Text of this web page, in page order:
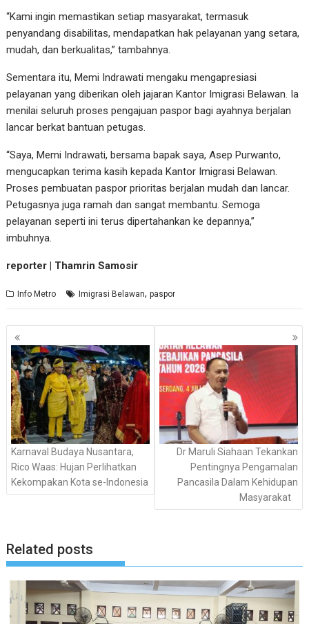
“Kami ingin memastikan setiap masyarakat, termasuk
penyandang disabilitas, mendapatkan hak pelayanan yang setara,
mudah, dan berkualitas,” tambahnya.
Sementara itu, Memi Indrawati mengaku mengapresiasi
pelayanan yang diberikan oleh jajaran Kantor Imigrasi Belawan. Ia
menilai seluruh proses pengajuan paspor bagi ayahnya berjalan
lancar berkat bantuan petugas.
“Saya, Memi Indrawati, bersama bapak saya, Asep Purwanto,
mengucapkan terima kasih kepada Kantor Imigrasi Belawan.
Proses pembuatan paspor prioritas berjalan mudah dan lancar.
Petugasnya juga ramah dan sangat membantu. Semoga
pelayanan seperti ini terus dipertahankan ke depannya,”
imbuhnya.
reporter | Thamrin Samosir
Info Metro Imigrasi Belawan,paspor
Navigasi
pos
Karnaval Budaya Nusantara,
Rico Waas: Hujan Perlihatkan
Kekompakan Kota se-Indonesia
Dr Maruli Siahaan Tekankan
Pentingnya Pengamalan
Pancasila Dalam Kehidupan
Masyarakat
Related posts